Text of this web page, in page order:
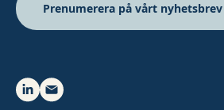
Prenumerera på vårt nyhetsbrev